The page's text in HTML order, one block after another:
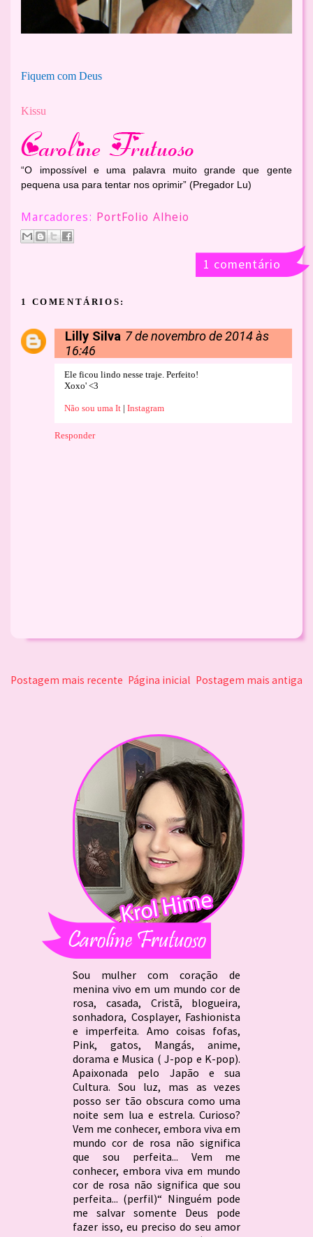
Fiquem com Deus
Kissu
“O impossível e uma palavra muito grande que gente
pequena usa para tentar nos oprimir” (Pregador Lu)
Marcadores: PortFolio Alheio
1 comentário
1 COMENTÁRIOS:
Lilly Silva 7 de novembro de 2014 às
16:46
Ele ficou lindo nesse traje. Perfeito!
Xoxo' <3
Não sou uma It |Instagram
Responder
Postagem mais recente Postagem mais antiga
Página inicial
Sou mulher com coração de
menina vivo em um mundo cor de
rosa, casada, Cristã, blogueira,
sonhadora, Cosplayer, Fashionista
e imperfeita. Amo coisas fofas,
Pink, gatos, Mangás, anime,
dorama e Musica ( J-pop e K-pop).
Apaixonada pelo Japão e sua
Cultura. Sou luz, mas as vezes
posso ser tão obscura como uma
noite sem lua e estrela. Curioso?
Vem me conhecer, embora viva em
mundo cor de rosa não significa
que sou perfeita... Vem me
conhecer, embora viva em mundo
cor de rosa não significa que sou
perfeita... (perfil)“ Ninguém pode
me salvar somente Deus pode
fazer isso, eu preciso do seu amor